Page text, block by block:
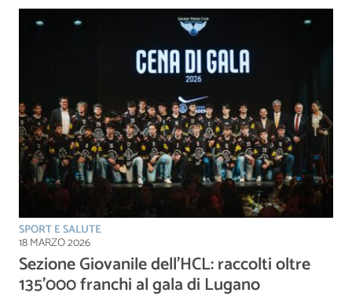
SPORT E SALUTE
18 MARZO 2026
Sezione Giovanile dell’HCL: raccolti oltre
135’000 franchi al gala di Lugano